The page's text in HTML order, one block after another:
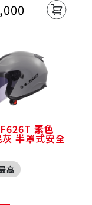
素色
半罩式安全
高